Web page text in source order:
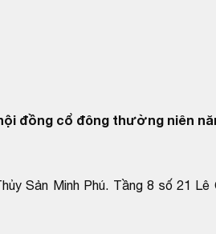
đồng cổ đông thường niên
Sản Minh Phú. Tầng 8 số 21 Lê